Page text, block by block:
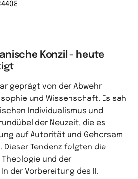
Konzil - heute
geprägt von der Abwehr
und Wissenschaft. Es sah
Individualismus und
der Neuzeit, die es
auf Autorität und Gehorsam
Dieser Tendenz folgten die
und der
der Vorbereitung des II.